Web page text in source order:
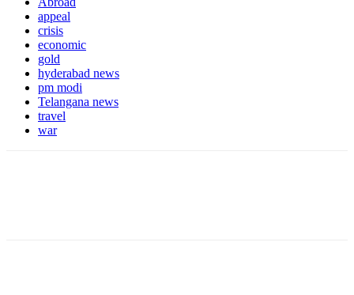
appeal
crisis
economic
gold
hyderabad news
pm modi
Telangana news
travel
war